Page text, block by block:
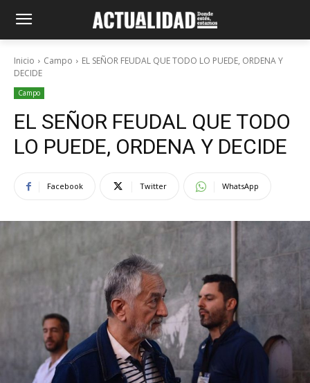
Inicio Campo
EL SEÑOR FEUDAL QUE TODO LO PUEDE, ORDENA Y
DECIDE
Campo
EL SEÑOR FEUDAL QUE TODO
LO PUEDE, ORDENA Y DECIDE
Facebook Twitter WhatsApp